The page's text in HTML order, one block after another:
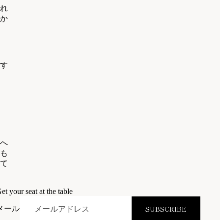
your seat at the table
ール SUBSCRIBE